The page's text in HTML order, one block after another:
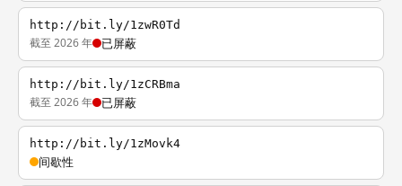
http://bit.ly/1zwR0Td
截至 2026 年 已屏蔽
http://bit.ly/1zCRBma
截至 2026 年 已屏蔽
http://bit.ly/1zMovk4
间歇性